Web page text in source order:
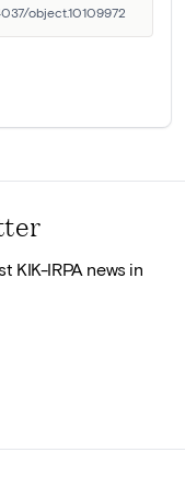
object.10109972
KIK-IRPA news in